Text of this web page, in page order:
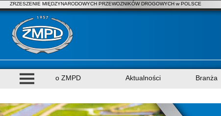
ZRZESZENIE MIĘDZYNARODOWYCH PRZEWOZNIKÓW DROGOWYCH w POLSCE
o ZMPD Aktualności Branża